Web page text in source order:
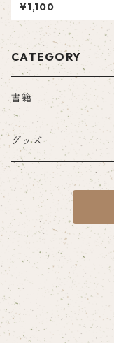
¥1,100
CATEGORY
書籍
紙の書籍
一般書籍
山陰文化ライブラリー
山城シリーズ
山陰名城叢書
尼子氏関連
電子書籍
グッズ